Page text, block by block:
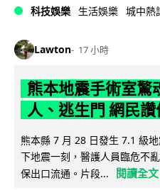
科技娛樂 生活娛樂 城中熱
Lawton 17 小時
熊本地震手術室驚
人、逃生門 網民
熊本縣 7 月 28 日發生 7.1 級
下地震一刻，醫護人員臨危不
保出口流通。片段...
閱讀全文